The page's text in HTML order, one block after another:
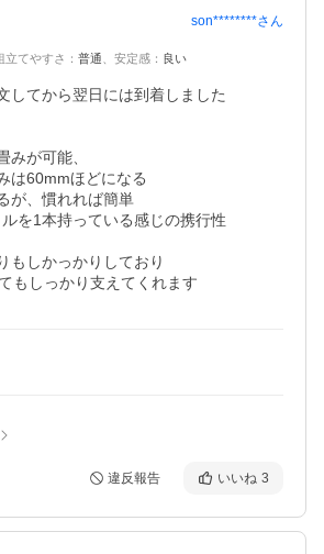
son********さん
立てやすさ ： 普通 安定感 ： 良い
してから翌日には到着しました
みが可能、
は60mmほどになる
が、慣れれば簡単
を1本持っている感じの携行性
もしかっかりしており
違反報告 いいね 3